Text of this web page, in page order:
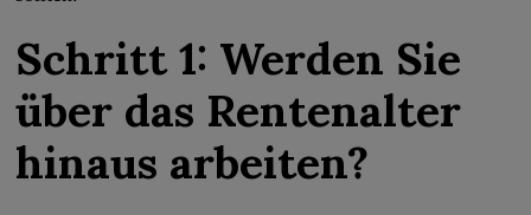
Schritt 1: Werden Sie
über das Rentenalter
hinaus arbeiten?